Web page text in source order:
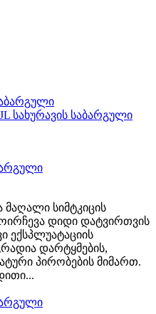
მაღალი სიმტკიცის
დიდი დატვირთვის
ექსპლუატაციის
დარტყმების,
პირობების მიმართ.